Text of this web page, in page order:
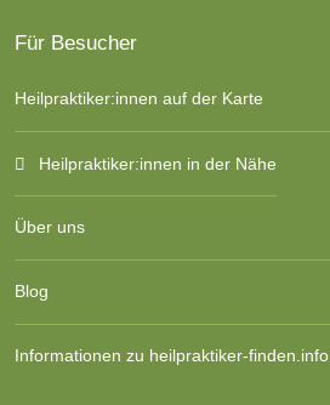
Für Besucher
Heilpraktiker:innen auf der Karte
Heilpraktiker:innen in der Nähe
Über uns
Blog
Informationen zu heilpraktiker-finden.info